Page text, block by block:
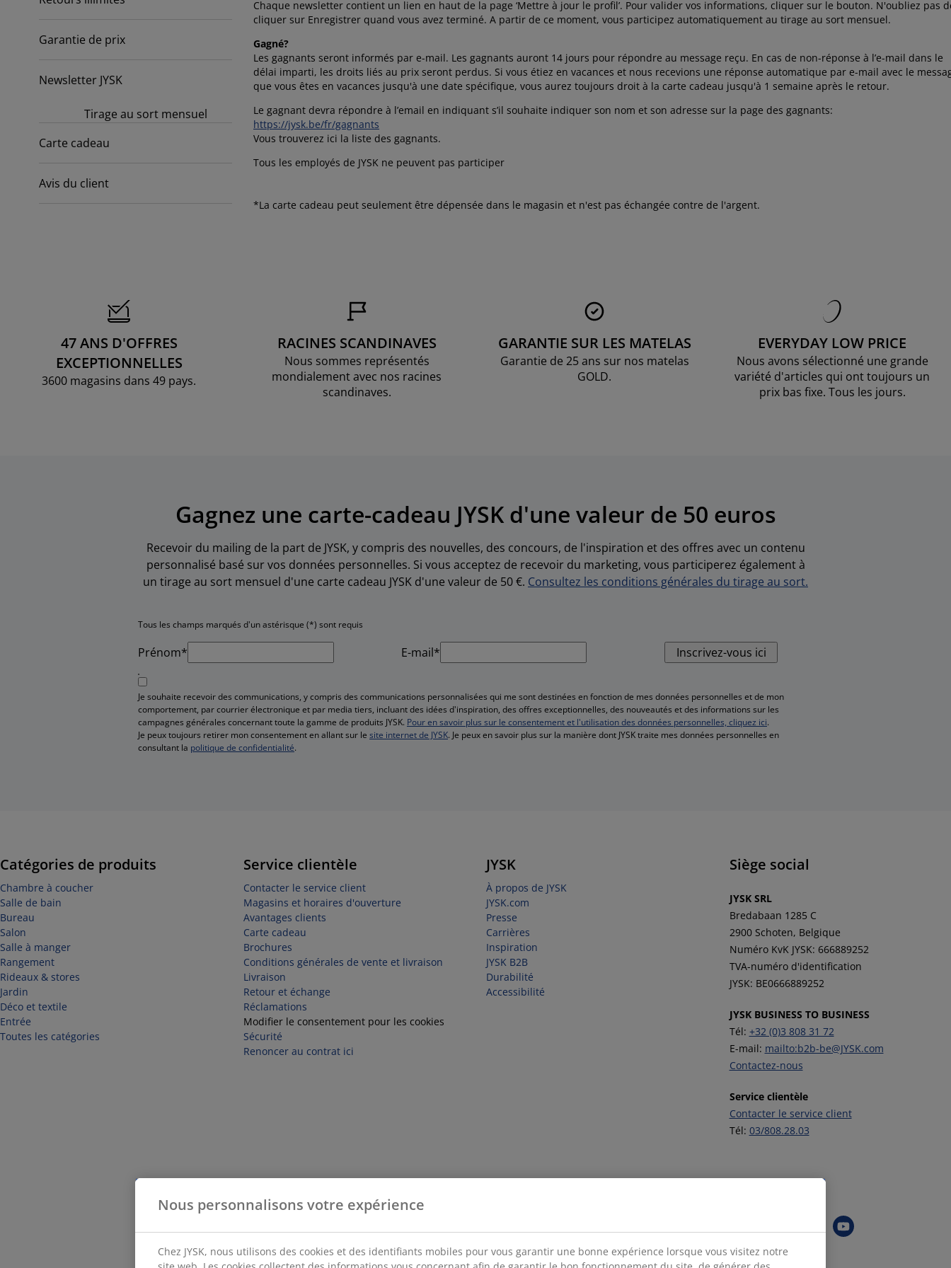
robes
de chambre à coucher
avec rangement
enfant
entretien meubles
pour vitrage
d'extérieur
d’enfant
pour animaux de compagnie
Garantie de prix
Newsletter JYSK
Tirage au sort mensuel
Carte cadeau
Avis du client
Chaque newsletter contient un lien en haut de la page ‘Mettre à jour le profil’. Pour valider vos informations, cliquer sur le bouton. N'oubliez pas
cliquer sur Enregistrer quand vous avez terminé. A partir de ce moment, vous participez automatiquement au tirage au sort mensuel.
Gagné?
Les gagnants seront informés par e-mail. Les gagnants auront 14 jours pour répondre au message reçu. En cas de non-réponse à l’e-mail dans le
délai imparti, les droits liés au prix seront perdus. Si vous étiez en vacances et nous recevions une réponse automatique par e-mail avec le
que vous êtes en vacances jusqu'à une date spécifique, vous aurez toujours droit à la carte cadeau jusqu'à 1 semaine après le retour.
Le gagnant devra répondre à l’email en indiquant s’il souhaite indiquer son nom et son adresse sur la page des gagnants:
https://jysk.be/fr/gagnants
Vous trouverez ici la liste des gagnants.
Tous les employés de JYSK ne peuvent pas participer
*La carte cadeau peut seulement être dépensée dans le magasin et n'est pas échangée contre de l'argent.
47 ANS D'OFFRES
EXCEPTIONNELLES
3600 magasins dans 49 pays.
RACINES SCANDINAVES
Nous sommes représentés
mondialement avec nos racines
scandinaves.
GARANTIE SUR LES MATELAS
Garantie de 25 ans sur nos matelas
GOLD.
EVERYDAY LOW PRICE
Nous avons sélectionné une grande
variété d'articles qui ont toujours un
prix bas fixe. Tous les jours.
Gagnez une carte-cadeau JYSK d'une valeur de 50 euros
Recevoir du mailing de la part de JYSK, y compris des nouvelles, des concours, de l'inspiration et des offres avec un contenu
personnalisé basé sur vos données personnelles. Si vous acceptez de recevoir du marketing, vous participerez également à
un tirage au sort mensuel d'une carte cadeau JYSK d'une valeur de 50 €. Consultez les conditions générales du tirage au sort.
Tous les champs marqués d'un astérisque (*) sont requis
Prénom* E-mail* Inscrivez-vous ici
Je souhaite recevoir des communications, y compris des communications personnalisées qui me sont destinées en fonction de mes données personnelles et de mon
comportement, par courrier électronique et par media tiers, incluant des idées d'inspiration, des offres exceptionnelles, des nouveautés et des informations sur les
campagnes générales concernant toute la gamme de produits JYSK. Pour en savoir plus sur le consentement et l'utilisation des données personnelles, cliquez ici.
Je peux toujours retirer mon consentement en allant sur le site internet de JYSK. Je peux en savoir plus sur la manière dont JYSK traite mes données personnelles en
consultant la politique de confidentialité.
Catégories de produits
Chambre à coucher
Salle de bain
Bureau
Salon
Salle à manger
Rangement
Rideaux & stores
Jardin
Déco et textile
Entrée
Toutes les catégories
Service clientèle
Contacter le service client
Magasins et horaires d'ouverture
Avantages clients
Carte cadeau
Brochures
Conditions générales de vente et livraison
Livraison
Retour et échange
Réclamations
Modifier le consentement pour les cookies
Sécurité
Renoncer au contrat ici
JYSK
À propos de JYSK
JYSK.com
Presse
Carrières
Inspiration
JYSK B2B
Durabilité
Accessibilité
Siège social
JYSK SRL
Bredabaan 1285 C
2900 Schoten, Belgique
Numéro KvK JYSK: 666889252
TVA-numéro d'identification
JYSK: BE0666889252
JYSK BUSINESS TO BUSINESS
Tél: +32 (0)3 808 31 72
E-mail: mailto:b2b-be@JYSK.com
Contactez-nous
Service clientèle
Contacter le service client
Tél: 03/808.28.03
Nous personnalisons votre expérience
Chez JYSK, nous utilisons des cookies et des identifiants mobiles pour vous garantir une bonne expérience lorsque vous visitez notre